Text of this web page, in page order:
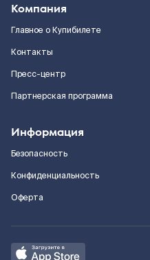
Компания
Главное о Купибилете
Контакты
Пресс-центр
Партнерская программа
Информация
Безопасность
Конфиденциальность
Оферта